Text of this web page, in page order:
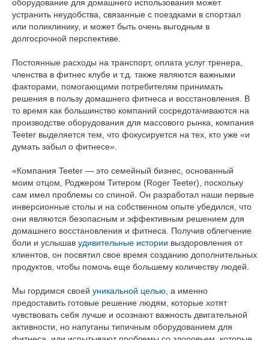
оборудование для домашнего использования может
устранить неудобства, связанные с поездками в спортзал
или поликлинику, и может быть очень выгодным в
долгосрочной перспективе.
Постоянные расходы на транспорт, оплата услуг тренера,
членства в фитнес клубе и т.д. также являются важными
факторами, помогающими потребителям принимать
решения в пользу домашнего фитнеса и восстановления. В
то время как большинство компаний сосредотачиваются на
производстве оборудования для массового рынка, компания
Teeter выделяется тем, что фокусируется на тех, кто уже «и
думать забыл о фитнесе».
«Компания Teeter — это семейный бизнес, основанный
моим отцом, Роджером Титером (Roger Teeter), поскольку
сам имел проблемы со спиной. Он разработал наши первые
инверсионные столы и на собственном опыте убедился, что
они являются безопасным и эффективным решением для
домашнего восстановления и фитнеса. Получив облегчение
боли и услышав удивительные истории выздоровления от
клиентов, он посвятил свое время созданию дополнительных
продуктов, чтобы помочь еще большему количеству людей.
Мы гордимся своей уникальной целью , а именно
предоставить готовые решение людям, которые хотят
чувствовать себя лучше и осознают важность двигательной
активности, но напуганы типичным оборудованием для